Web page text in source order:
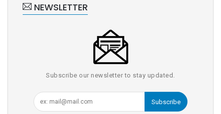
NEWSLETTER
Subscribe our newsletter to stay updated.
Subscribe